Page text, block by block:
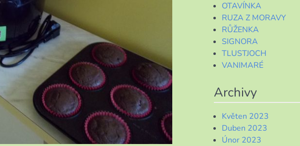
OTAVÍNKA
RUZA Z MORAVY
RŮŽENKA
SIGNORA
TLUSTJOCH
VANIMARÉ
Archivy
Květen 2023
Duben 2023
Únor 2023